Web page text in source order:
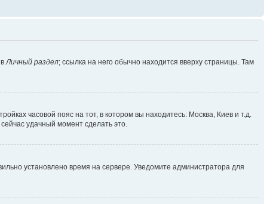
Личный раздел; ссылка на него обычно находится вверху страницы. Там
часовой пояс на тот, в котором вы находитесь: Москва, Киев и т.д.
удачный момент сделать это.
установлено время на сервере. Уведомите администратора для